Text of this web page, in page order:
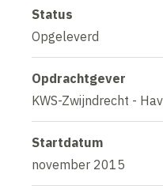
Status
Opgeleverd
Opdrachtgever
KWS-Zwijndrecht -
Startdatum
november 2015